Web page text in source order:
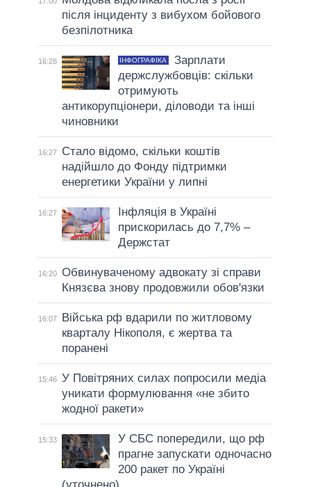
після інциденту з вибухом бойового
безпілотника
16:28 ІНФОГРАФІКА
Зарплати
держслужбовців: скільки
отримують
антикорупціонери, діловоди та інші
чиновники
16:27
Стало відомо, скільки коштів
надійшло до Фонду підтримки
енергетики України у липні
16:27
Інфляція в Україні
прискорилась до 7,7% –
Держстат
16:20 Обвинуваченому адвокату зі справи
Князєва знову продовжили обов'язки
16:07
Війська рф вдарили по житловому
кварталу Нікополя, є жертва та
поранені
15:46 У Повітряних силах попросили медіа
уникати формулювання «не збито
жодної ракети»
15:33
У СБС попередили, що рф
прагне запускати одночасно
200 ракет по Україні